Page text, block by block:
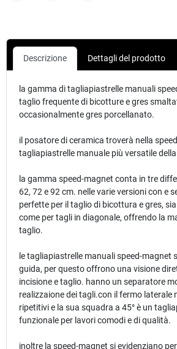
Descrizione Dettagli del prodotto
la gamma di tagliapiastrelle manuali
taglio frequente di bicotture e gres
occasionalmente gres porcellanato.
il posatore di ceramica troverà nella
tagliapiastrelle manuale più versatile
la gamma speed-magnet conta in tre
62, 72 e 92 cm. nelle varie versioni con e
perfette per il taglio di bicottura e gres,
come per tagli in diagonale, offrendo la
taglio.
le tagliapiastrelle manuali speed-magnet
guida, per questo offrono una visione
incisione e taglio. hanno un separatore
realizzaione dei tagli.con il fermo laterale
ripetitivi e la sua squadra a 45° è un
funzionale per lavori comodi e di qualità.
inoltre la speed-magnet si evidenziano